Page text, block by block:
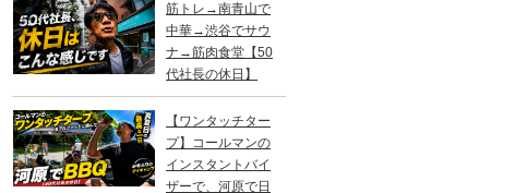
筋トレ→南青山で
中華→渋谷でサウ
ナ→筋肉食堂【50
代社長の休日】
【ワンタッチター
プ】コールマンの
インスタントバイ
ザーで、河原で日